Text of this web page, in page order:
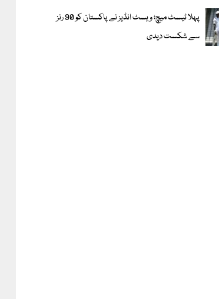
پہلا ٹیسٹ میچ؛ ویسٹ انڈیز نے پاکستان کو 90 رنز
سے شکست دیدی